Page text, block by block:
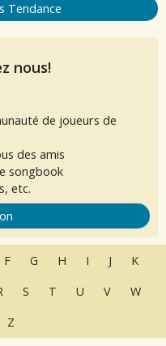
Tendance
nous!
de joueurs de
des amis
songbook
etc.
F G H I J
K
S T U V
W
Z